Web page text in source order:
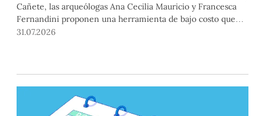
Cañete, las arqueólogas Ana Cecilia Mauricio y Francesca
Fernandini proponen una herramienta de bajo costo que
combina datos abiertos, mapas, sistemas de información
31.07.2026